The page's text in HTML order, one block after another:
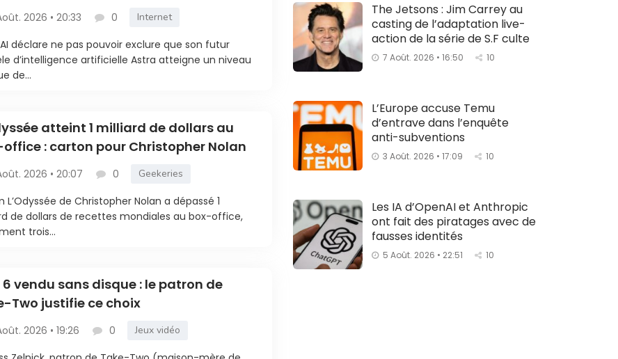
2026 • 20:33 0 Internet
déclare ne pas pouvoir exclure que son futur
d’intelligence artificielle Astra atteigne un niveau
de...
atteint 1 milliard de dollars au
: carton pour Christopher Nolan
2026 • 20:07 0 Geekeries
L’Odyssée de Christopher Nolan a dépassé 1
de dollars de recettes mondiales au box-office,
trois...
6 vendu sans disque : le patron de
Two justifie ce choix
2026 • 19:26 0 Jeux vidéo
The Jetsons : Jim Carrey au
casting de l’adaptation live-
action de la série de S.F culte
7 Août. 2026 • 16:50 10
L’Europe accuse Temu
d’entrave dans l’enquête
anti-subventions
3 Août. 2026 • 17:09 10
Les IA d’OpenAI et Anthropic
ont fait des piratages avec de
fausses identités
5 Août. 2026 • 22:51 10